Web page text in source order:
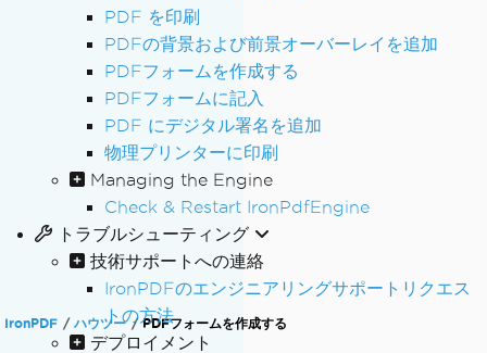
PDF を印刷
PDFの背景および前景オーバーレイを追加
PDFフォームを作成する
PDFフォームに記入
PDF にデジタル署名を追加
物理プリンターに印刷
Managing the Engine
Check & Restart IronPdfEngine
トラブルシューティング
技術サポートへの連絡
IronPDFのエンジニアリングサポートリクエス
トの方法
デプロイメント
IronPDF ハウツー PDFフォームを作成する